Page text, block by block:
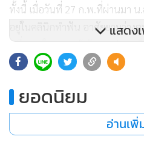
ทั้งนี้ เมื่อวันที่ 27 ก.พ.ที่ผ่านมา น
อยู่ในคลินิกทำฟัน อาศัยยามว่าง
หนึ่งภายในซอยแจ้งวัฒนะปากเก
ต.บางตลาด อ.ปากเกร็ด ได้สร้อ
เลี่ยมทอง จำนวน 1 องค์ และเงิน
สอบสวนผู้ต้องหารับสารภาพว่าใ
แสดง
ยอดนิยม
อ่านเพิ่